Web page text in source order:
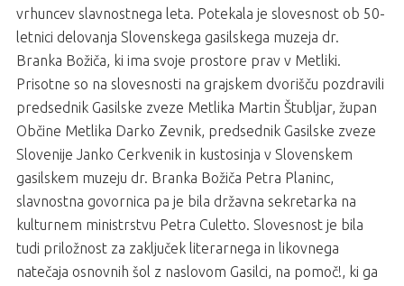
vrhuncev slavnostnega leta. Potekala je slovesnost ob 50-
letnici delovanja Slovenskega gasilskega muzeja dr.
Branka Božiča, ki ima svoje prostore prav v Metliki.
Prisotne so na slovesnosti na grajskem dvorišču pozdravili
predsednik Gasilske zveze Metlika Martin Štubljar, župan
Občine Metlika Darko Zevnik, predsednik Gasilske zveze
Slovenije Janko Cerkvenik in kustosinja v Slovenskem
gasilskem muzeju dr. Branka Božiča Petra Planinc,
slavnostna govornica pa je bila državna sekretarka na
kulturnem ministrstvu Petra Culetto. Slovesnost je bila
tudi priložnost za zaključek literarnega in likovnega
natečaja osnovnih šol z naslovom Gasilci, na pomoč!, ki ga